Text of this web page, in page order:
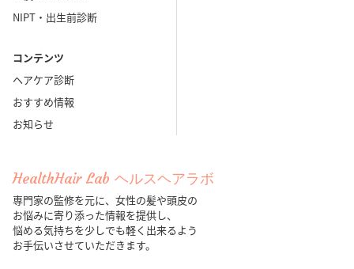
NIPT・出生前診断
コンテンツ
ヘアケア診断
おすすめ情報
お知らせ
HealthHair Lab ヘルスヘアラボ
専門家の監修を元に、女性の髪や頭皮の
お悩みに寄り添った情報を提供し、
悩める気持ちを少しでも軽く出来るよう
お手伝いさせていただきます。